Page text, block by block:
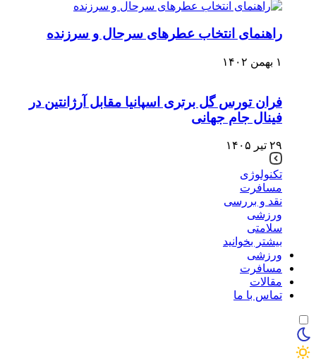
راهنمای انتخاب عطرهای سرحال و سرزنده
۱ بهمن ۱۴۰۲
فران تورس گل برتری اسپانیا مقابل آرژانتین در
فینال جام جهانی
۲۹ تیر ۱۴۰۵
تکنولوژی
مسافرت
نقد و بررسی
ورزشی
سلامتی
بیشتر بخوانید
ورزشی
مسافرت
مقالات
تماس با ما